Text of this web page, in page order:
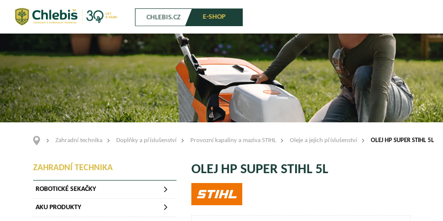
CHLEBIS.CZ E-SHOP
Zahradní technika Doplňky a příslušenství Provozní kapaliny a maziva STIHL Oleje a jejich příslušenství OLEJ HP SUPER STIHL 5L
ZAHRADNÍ TECHNIKA
ROBOTICKÉ SEKAČKY
AKU PRODUKTY
OLEJ HP SUPER STIHL 5L